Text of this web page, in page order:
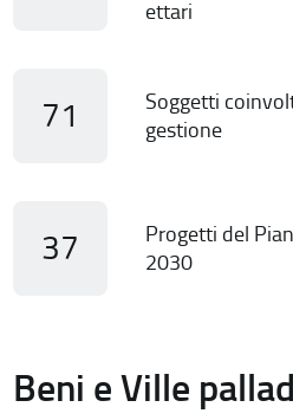
ettari
71
Soggetti
gestione
37
Progetti del
2030
Beni e Ville